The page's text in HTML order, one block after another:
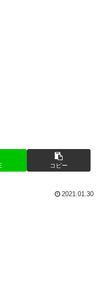
コピー
2021.01.30